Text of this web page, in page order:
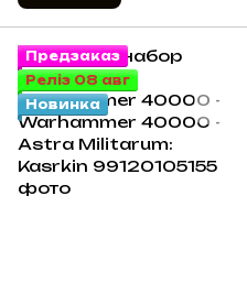
Предзаказ
Реліз 08 авг
Новинка